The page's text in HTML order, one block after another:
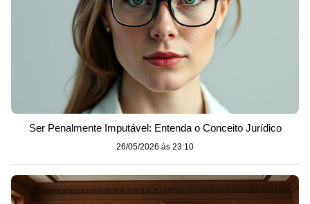
Ser Penalmente Imputável: Entenda o Conceito Jurídico
26/05/2026 às 23:10